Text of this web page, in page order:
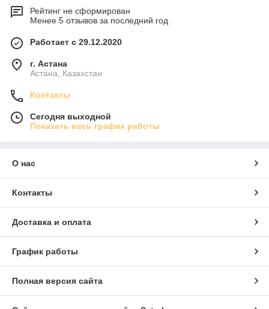
Рейтинг не сформирован
Менее 5 отзывов за последний год
Работает с 29.12.2020
г. Астана
Астана, Казахстан
Контакты
Сегодня выходной
Показать весь график работы
О нас
Контакты
Доставка и оплата
График работы
Полная версия сайта